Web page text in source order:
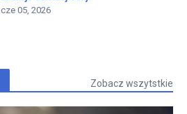
cze 05, 2026
Zobacz wszytstkie